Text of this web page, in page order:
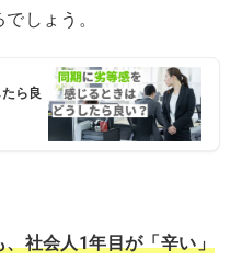
しょう。
ら良
社会人1年目が「辛い」